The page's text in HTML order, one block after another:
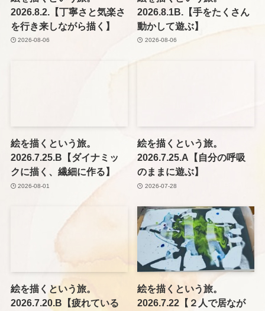
2026.8.2.【丁寧さと気楽さ
を行き来しながら描く】
2026-08-06
2026.8.1B.【手をたくさん
動かして遊ぶ】
2026-08-06
絵を描くという旅。
2026.7.25.B【ダイナミッ
クに描く、繊細に作る】
2026-08-01
絵を描くという旅。
2026.7.25.A【自分の呼吸
のままに遊ぶ】
2026-07-28
絵を描くという旅。
2026.7.20.B【疲れている
絵を描くという旅。
2026.7.22【２人で居なが